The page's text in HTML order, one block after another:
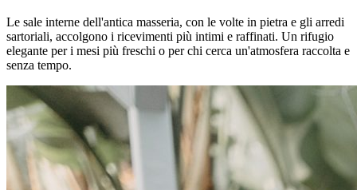
Le sale interne dell'antica masseria, con le volte in pietra e gli arredi
sartoriali, accolgono i ricevimenti più intimi e raffinati. Un rifugio
elegante per i mesi più freschi o per chi cerca un'atmosfera raccolta e
senza tempo.